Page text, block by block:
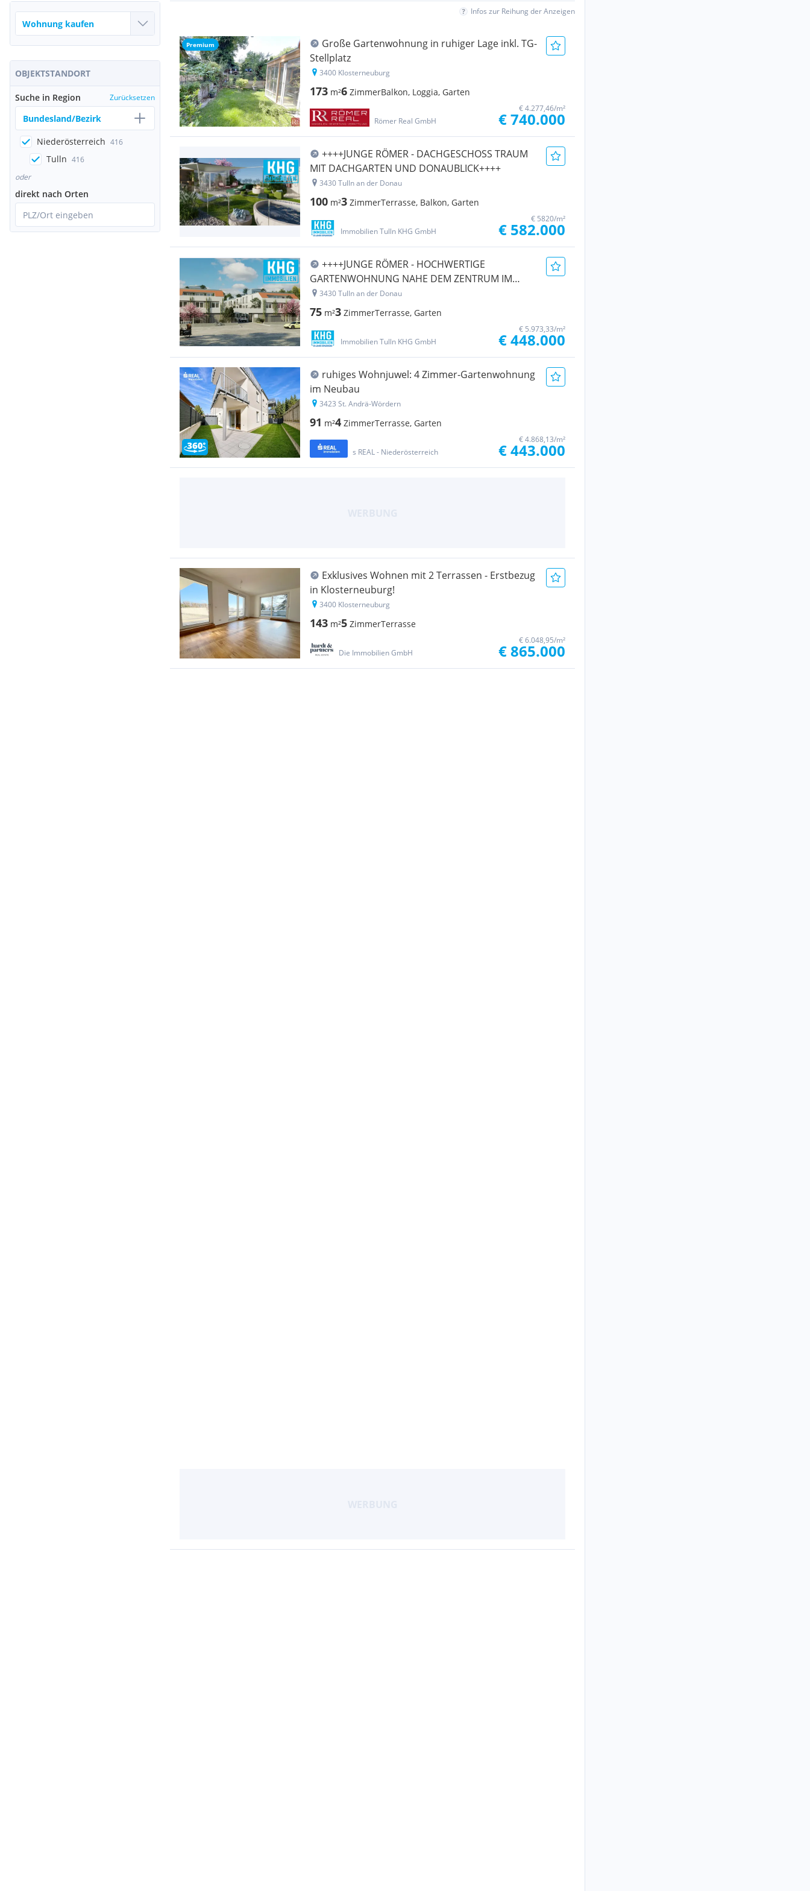
OBJEKTSTANDORT
Suche in Region Zurücksetzen
Bundesland/Bezirk
Niederösterreich 416
Tulln 416
oder
direkt nach Orten
PLZ/Ort eingeben
Infos zur Reihung der Anzeigen
Premium
Große Gartenwohnung in ruhiger Lage inkl. TG-
Stellplatz
3400 Klosterneuburg
173 m²6 ZimmerBalkon, Loggia, Garten
Römer Real GmbH
€ 4.277,46/m²
€ 740.000
++++JUNGE RÖMER - DACHGESCHOSS TRAUM
MIT DACHGARTEN UND DONAUBLICK++++
3430 Tulln an der Donau
100 m²3 ZimmerTerrasse, Balkon, Garten
Immobilien Tulln KHG GmbH
€ 5820/m²
€ 582.000
++++JUNGE RÖMER - HOCHWERTIGE
GARTENWOHNUNG NAHE DEM ZENTRUM IM
ERSTBEZUG++++
3430 Tulln an der Donau
75 m²3 ZimmerTerrasse, Garten
Immobilien Tulln KHG GmbH
€ 5.973,33/m²
€ 448.000
ruhiges Wohnjuwel: 4 Zimmer-Gartenwohnung
im Neubau
3423 St. Andrä-Wördern
91 m²4 ZimmerTerrasse, Garten
s REAL - Niederösterreich
€ 4.868,13/m²
€ 443.000
Exklusives Wohnen mit 2 Terrassen - Erstbezug
in Klosterneuburg!
3400 Klosterneuburg
143 m²5 ZimmerTerrasse
Die Immobilien GmbH
€ 6.048,95/m²
€ 865.000